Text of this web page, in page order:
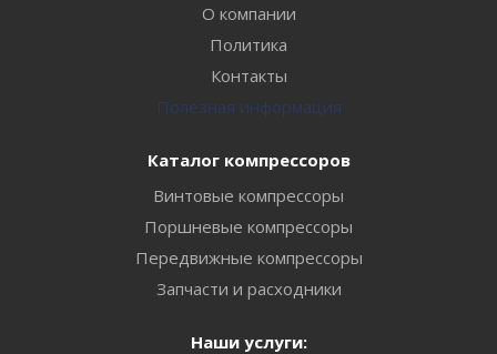
О компании
Политика
Контакты
Полезная информация
Каталог компрессоров
Винтовые компрессоры
Поршневые компрессоры
Передвижные компрессоры
Запчасти и расходники
Наши услуги: